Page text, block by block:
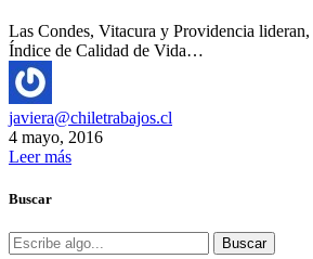
Las Condes, Vitacura y Providencia
Índice de Calidad de Vida…
javiera@chiletrabajos.cl
4 mayo, 2016
Leer más
Buscar
Buscar